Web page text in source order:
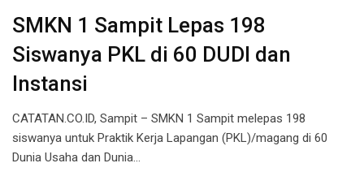
SMKN 1 Sampit Lepas 198
Siswanya PKL di 60 DUDI dan
Instansi
CATATAN.CO.ID, Sampit – SMKN 1 Sampit melepas 198
siswanya untuk Praktik Kerja Lapangan (PKL)/magang di 60
Dunia Usaha dan Dunia…